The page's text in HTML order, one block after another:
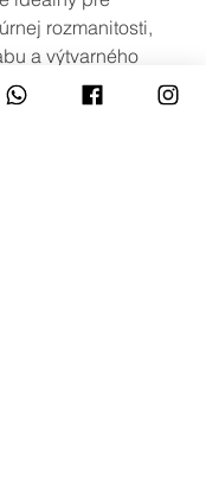
rozmanitosti,
a výtvarného
v moderných aj
interiéroch.